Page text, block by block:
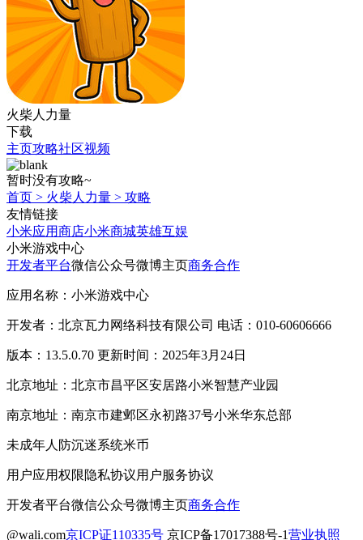
火柴人力量
下载
主页攻略社区视频
暂时没有攻略~
首页 > 火柴人力量 > 攻略
友情链接
小米应用商店小米商城英雄互娱
小米游戏中心
开发者平台微信公众号微博主页商务合作
应用名称：小米游戏中心
开发者：北京瓦力网络科技有限公司 电话：010-60606666
版本：13.5.0.70 更新时间：2025年3月24日
北京地址：北京市昌平区安居路小米智慧产业园
南京地址：南京市建邺区永初路37号小米华东总部
未成年人防沉迷系统米币
用户应用权限隐私协议用户服务协议
开发者平台微信公众号微博主页商务合作
@wali.com京ICP证110335号 京ICP备17017388号-1营业执照